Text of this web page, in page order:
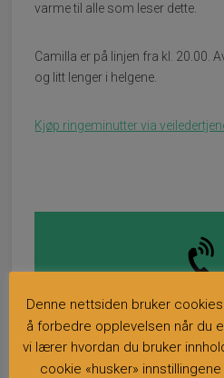
varme til alle som leser dette.
Camilla er på linjen fra kl. 20.00.
og litt lenger i helgene.
Kjøp ringeminutter via
829
(Kr
Denne nettsiden bruker
å forbedre opplevelsen når du
vi lærer hvordan du bruker
cookie «husker»